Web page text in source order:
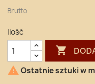
Brutto
Ilość

 Ostatnie sztuki w